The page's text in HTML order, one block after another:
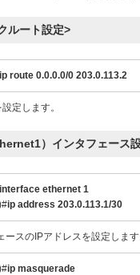
ルート設定>
ip route 0.0.0.0/0 203.0.113.2
定します。
）インタフェース
interface ethernet 1
ip address 203.0.113.1/30
スのIPアドレスを設定します
ip masquerade